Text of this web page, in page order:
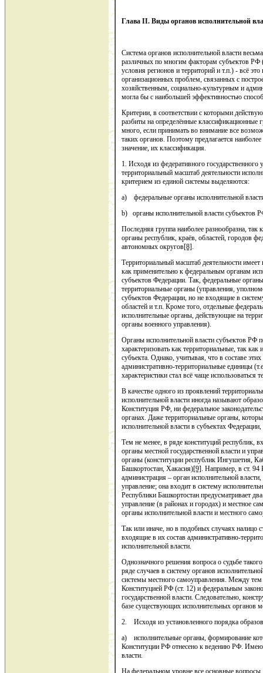
Глава II. Виды органов исполнительной
Система органов исполнительной власти
различных по многим факторам субъектов РФ
условия регионов и территорий и т.п.) - всё
организационных проблем, связанных с
хозяйственным, социально-культурным и
могла бы с наибольшей эффективностью
Критерии, в соответствии с которыми
разбиты на определённые
много, если принимать во внимание все
таких органов. Поэтому предлагается
значение, их классификация.
1. Исходя из федеративного
территориальный масштаб деятельности
критерием из единой системы выделяются:
a) федеральные органы исполнительной
b) органы исполнительной власти субъектов
Последняя группа наиболее разнообразна,
органы республик, краёв, областей, городов
автономных округов[8].
Территориальный масштаб деятельности
как применительно к федеральным органам
субъектов Федерации. Так, федеральные
территориальные органы (управления,
субъектов Федерации, но не входящие в
областей и т.п. Кроме того, отдельные
исполнительные органы, действующие на
органы военного управления).
Органы исполнительной власти субъектов РФ
характеризовать как территориальные, так
субъекта. Однако, учитывая, что в составе
административно-территориальные единицы
характеристики стал всё чаще использоваться
В качестве одного из проявлений
исполнительной власти иногда называют
Конституция РФ, ни федеральное
органах. Даже территориальные органы,
исполнительной власти в субъектах
Тем не менее, в ряде конституций республик,
органы местной государственной власти и
органы (конституции республик Ингушетия,
Башкортостан, Хакасия)[9]. Например, в ст. 94
администрация – орган исполнительной
управление; она входит в систему
Республики Башкортостан предусматривает
управление (в районах и городах) и местное
органы исполнительной власти и местного
Так или иначе, но в подобных случаях налицо
входящие в их состав административно-
исполнительной власти.
Однозначного решения вопроса о судьбе
ряде случаев в систему органов
системы местного самоуправления. Между тем
Конституцией РФ (ст. 12) и федеральным
государственной власти. Следовательно,
базе существующих исполнительных органов
2. Исходя из установленного порядка
a) исполнительные органы, формирование
Конституции РФ отнесено к ведению РФ.
власти.
На федеральном уровне все основные вопросы